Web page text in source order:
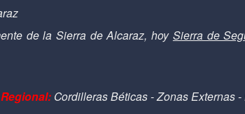
de la Sierra de Alcaraz, hoy Sierra de
Cordilleras Béticas - Zonas Externas